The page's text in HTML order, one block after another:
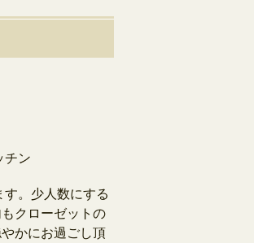
チン
。少人数にする
クローゼットの
かにお過ごし頂